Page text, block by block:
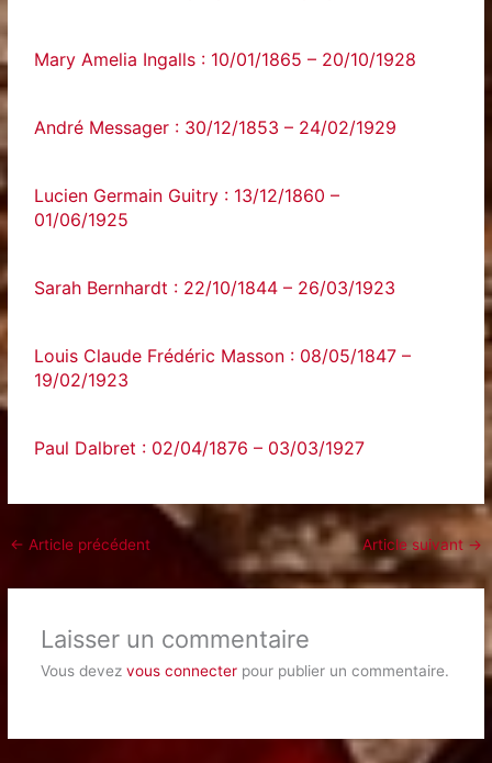
Mary Amelia Ingalls : 10/01/1865 – 20/10/1928
André Messager : 30/12/1853 – 24/02/1929
Lucien Germain Guitry : 13/12/1860 –
01/06/1925
Sarah Bernhardt : 22/10/1844 – 26/03/1923
Louis Claude Frédéric Masson : 08/05/1847 –
19/02/1923
Paul Dalbret : 02/04/1876 – 03/03/1927
← Article précédent Article suivant →
Laisser un commentaire
Vous devez vous connecterpour publier un commentaire.